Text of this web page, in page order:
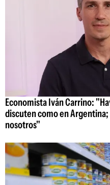
Economista Iván Carrino:
discuten como en
nosotros"